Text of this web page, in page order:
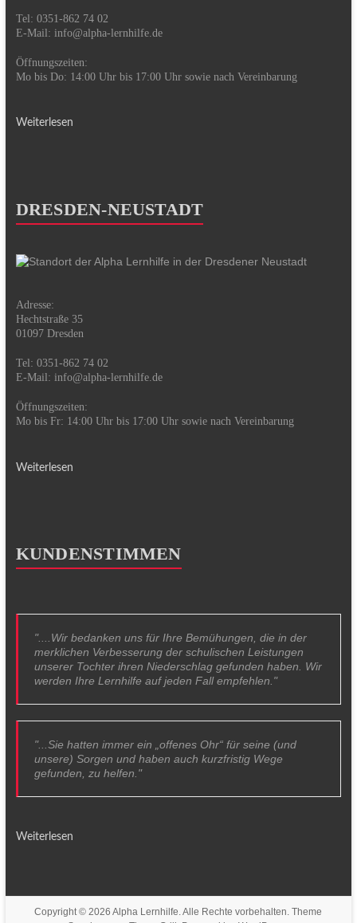
Tel: 0351-862 74 02
E-Mail: info@alpha-lernhilfe.de
Öffnungszeiten:
Mo bis Do: 14:00 Uhr bis 17:00 Uhr sowie nach Vereinbarung
Weiterlesen
DRESDEN-NEUSTADT
Adresse:
Hechtstraße 35
01097 Dresden
Tel: 0351-862 74 02
E-Mail: info@alpha-lernhilfe.de
Öffnungszeiten:
Mo bis Fr: 14:00 Uhr bis 17:00 Uhr sowie nach Vereinbarung
Weiterlesen
KUNDENSTIMMEN
"....Wir bedanken uns für Ihre Bemühungen, die in der
merklichen Verbesserung der schulischen Leistungen
unserer Tochter ihren Niederschlag gefunden haben. Wir
werden Ihre Lernhilfe auf jeden Fall empfehlen."
"...Sie hatten immer ein „offenes Ohr“ für seine (und
unsere) Sorgen und haben auch kurzfristig Wege
gefunden, zu helfen."
Weiterlesen
Copyright © 2026Alpha Lernhilfe . Alle Rechte vorbehalten. Theme